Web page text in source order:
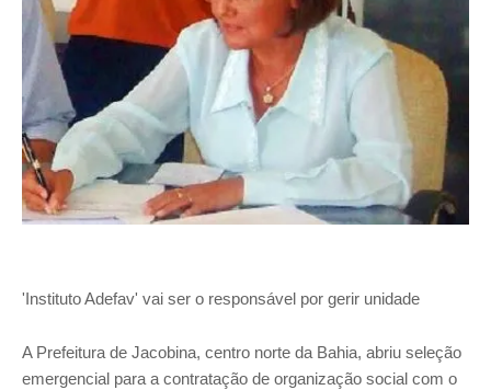
'Instituto Adefav' vai ser o responsável por gerir unidade
A Prefeitura de Jacobina, centro norte da Bahia, abriu seleção
emergencial para a contratação de organização social com o